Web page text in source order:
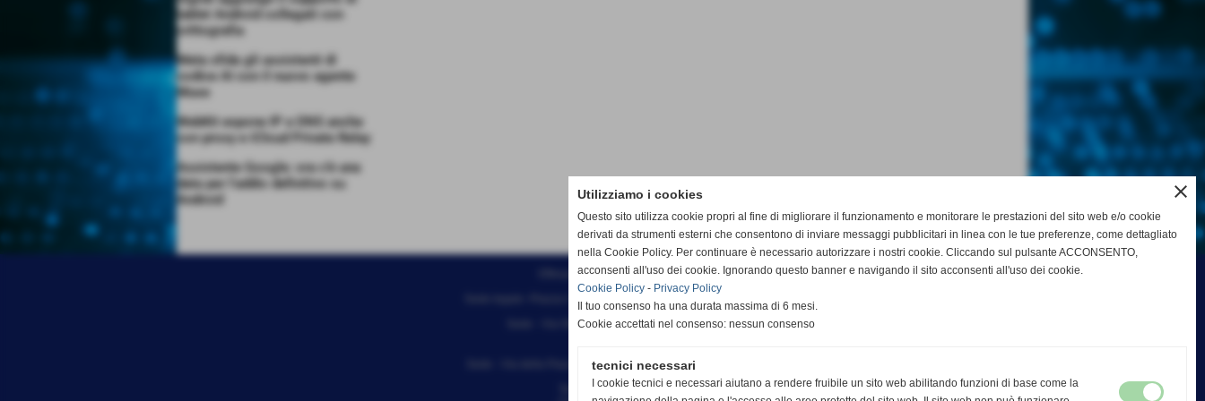
tablet Android collegati con
crittografia
Meta sfida gli assistenti di
codice AI con il nuovo agente
Muse
WebKit espone IP e DNS anche
con proxy e iCloud Private Relay
Assistente Google: ora c’è una
data per l’addio definitivo su
Android
Effesystem di Fabio Favati
Sede legale -Piazza Carducci 18 55045 Pietrasanta (LU)
Sede - Via Ottorino Ciabattini Viareggio
Sede - Via della Piazza Bianca 15 56025 Pontedera (PI)
Tel. 05841530394
close
Utilizziamo i cookies
Questo sito utilizza cookie propri al fine di migliorare il funzionamento e monitorare le prestazioni del sito web e/o cookie
derivati da strumenti esterni che consentono di inviare messaggi pubblicitari in linea con le tue preferenze, come dettagliato
nella Cookie Policy. Per continuare è necessario autorizzare i nostri cookie. Cliccando sul pulsante ACCONSENTO,
acconsenti all'uso dei cookie. Ignorando questo banner e navigando il sito acconsenti all'uso dei cookie.
Cookie Policy - Privacy Policy
Il tuo consenso ha una durata massima di 6 mesi.
Cookie accettati nel consenso: nessun consenso
tecnici necessari
I cookie tecnici e necessari aiutano a rendere fruibile un sito web abilitando funzioni di base come la